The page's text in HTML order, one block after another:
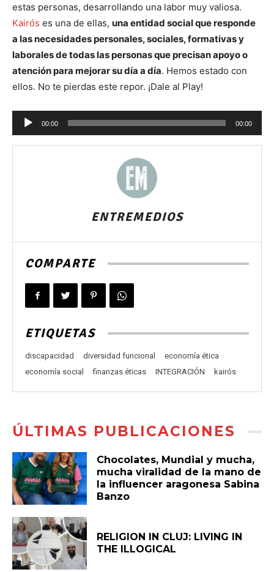
estas personas, desarrollando una labor muy valiosa.
Kairós es una de ellas, una entidad social que responde
a las necesidades personales, sociales, formativas y
laborales de todas las personas que precisan apoyo o
atención para mejorar su día a día. Hemos estado con
ellos. No te pierdas este repor. ¡Dale al Play!
Reproductor
de
00:00 00:00
ENTREMEDIOS
COMPARTE
ETIQUETAS
discapacidad diversidad funcional
economía ética
economía social
finanzas éticas INTEGRACIÓN kairós
ÚLTIMAS PUBLICACIONES
Chocolates, Mundial y mucha,
mucha viralidad de la mano de
la influencer aragonesa Sabina
Banzo
RELIGION IN CLUJ: LIVING IN
THE ILLOGICAL